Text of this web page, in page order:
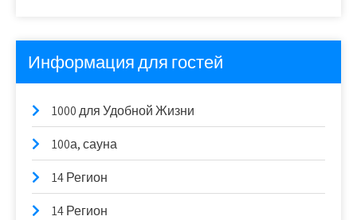
Информация для гостей
1000 для Удобной Жизни
100а, сауна
14 Регион
14 Регион